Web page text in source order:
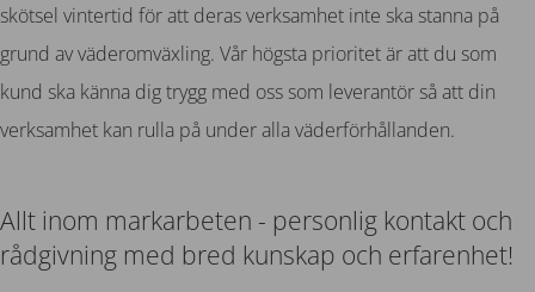
skötsel vintertid för att deras verksamhet inte ska stanna på
grund av väderomväxling. Vår högsta prioritet är att du som
kund ska känna dig trygg med oss som leverantör så att din
verksamhet kan rulla på under alla väderförhållanden.
Allt inom markarbeten - personlig kontakt och
rådgivning med bred kunskap och erfarenhet!